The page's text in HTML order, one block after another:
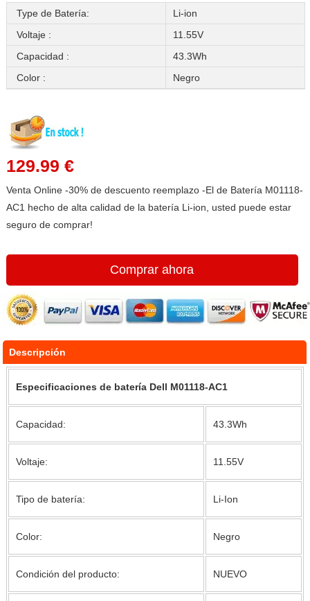
Type de Batería:
Li-ion
Voltaje :
11.55V
Capacidad :
43.3Wh
Color :
Negro
129.99 €
Venta Online -30% de descuento reemplazo -El de Batería M01118-
AC1 hecho de alta calidad de la batería Li-ion, usted puede estar
seguro de comprar!
Comprar ahora
Descripción
Especificaciones de batería Dell M01118-AC1
Capacidad: 43.3Wh
Voltaje: 11.55V
Tipo de batería: Li-Ion
Color: Negro
Condición del producto: NUEVO